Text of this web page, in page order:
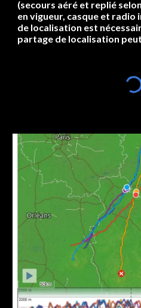
(secours aéré et replié
en vigueur, casque et radio
de localisation est
partage de localisation